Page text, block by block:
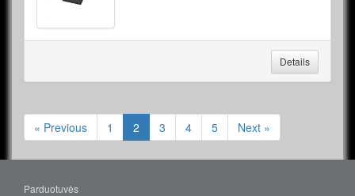
Details
« Previous 1 2 3 4 5 Next »
Parduotuvės